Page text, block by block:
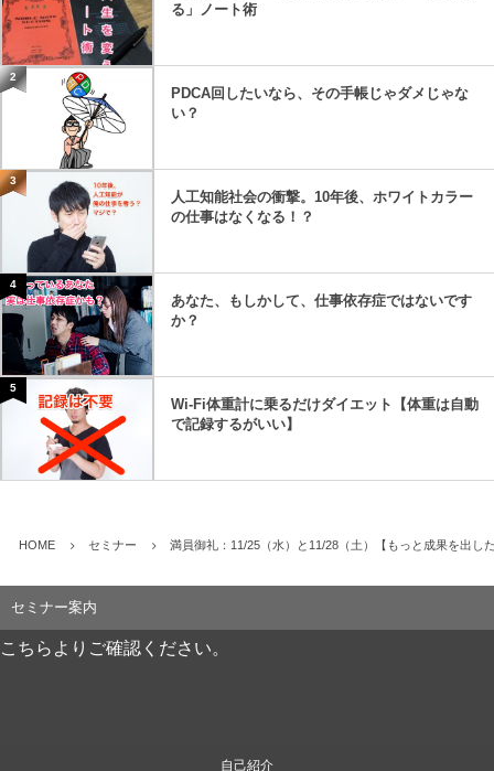
る」ノート術
2
PDCA回したいなら、その手帳じゃダメじゃな
い？
3
人工知能社会の衝撃。10年後、ホワイトカラー
の仕事はなくなる！？
4
あなた、もしかして、仕事依存症ではないです
か？
5
Wi-Fi体重計に乗るだけダイエット【体重は自動
で記録するがいい】
HOME セミナー 満員御礼：11/25（水）と11/28（土）【もっと成果を出し
セミナー案内
こちらよりご確認ください。
自己紹介